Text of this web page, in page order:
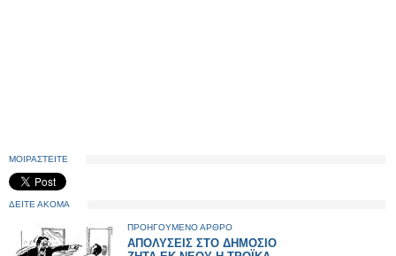
ΜΟΙΡΑΣΤΕΙΤΕ
ΔΕΙΤΕ ΑΚΟΜΑ
ΠΡΟΗΓΟΥΜΕΝΟ ΑΡΘΡΟ
ΑΠΟΛΥΣΕΙΣ ΣΤΟ ΔΗΜΟΣΙΟ